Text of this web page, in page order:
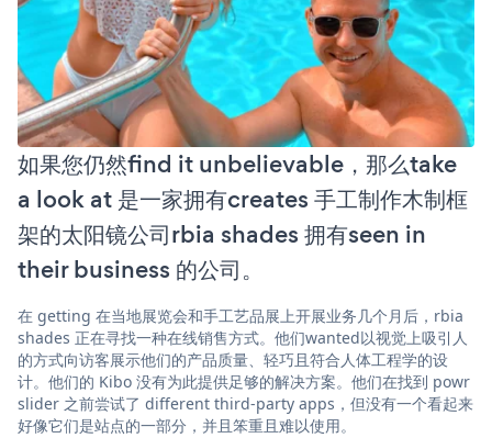
如果您仍然find it unbelievable，那么take
a look at 是一家拥有creates 手工制作木制框
架的太阳镜公司rbia shades 拥有seen in
their business 的公司。
在 getting 在当地展览会和手工艺品展上开展业务几个月后，rbia
shades 正在寻找一种在线销售方式。他们wanted以视觉上吸引人
的方式向访客展示他们的产品质量、轻巧且符合人体工程学的设
计。他们的 Kibo 没有为此提供足够的解决方案。他们在找到 powr
slider 之前尝试了 different third-party apps，但没有一个看起来
好像它们是站点的一部分，并且笨重且难以使用。